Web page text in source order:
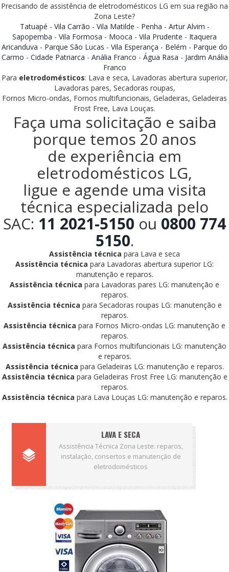
Precisando de assistência de eletrodomésticos LG em sua região na
Zona Leste?
Tatuapé - Vila Carrão - Vila Matilde - Penha - Artur Alvim -
Sapopemba - Vila Formosa - Mooca - Vila Prudente - Itaquera
Aricanduva - Parque São Lucas - Vila Esperança - Belém - Parque do
Carmo - Cidade Patriarca - Anália Franco - Água Rasa - Jardim Anália
Franco
Para eletrodomésticos: Lava e seca, Lavadoras abertura superior,
Lavadoras pares, Secadoras roupas,
Fornos Micro-ondas, Fornos multifuncionais, Geladeiras, Geladeiras
Frost Free, Lava Louças.
Faça uma solicitação e saiba
porque temos 20 anos
de experiência em
eletrodomésticos LG,
ligue e agende uma visita
técnica especializada pelo
SAC: 11 2021-5150 ou 0800 774
5150.
Assistência técnica para Lava e seca
Assistência técnica para Lavadoras abertura superior LG:
manutenção e reparos.
Assistência técnica para Lavadoras pares LG: manutenção e
reparos.
Assistência técnica para Secadoras roupas LG: manutenção e
reparos.
Assistência técnica para Fornos Micro-ondas LG: manutenção e
reparos.
Assistência técnica para Fornos multifuncionais LG: manutenção
e reparos.
Assistência técnica para Geladeiras LG: manutenção e reparos.
Assistência técnica para Geladeiras Frost Free LG: manutenção e
reparos.
Assistência técnica para Lava Louças LG: manutenção e reparos.
LAVA E SECA
Assistência Técnica Zona Leste: reparos,
instalação, consertos e manutenção de
eletrodomésticos